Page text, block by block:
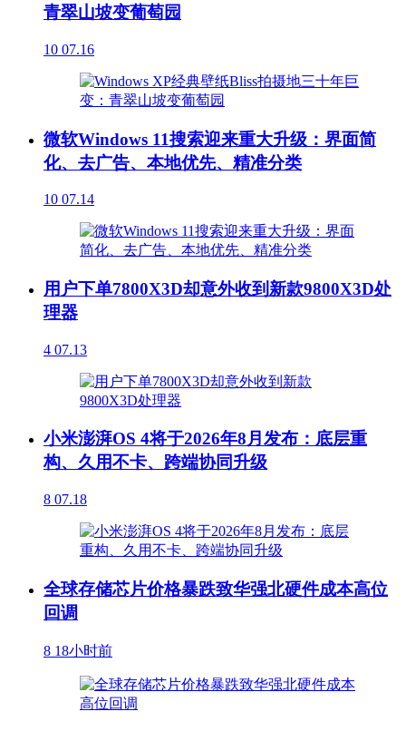
青翠山坡变葡萄园
10 07.16
微软Windows 11搜索迎来重大升级：界面简
化、去广告、本地优先、精准分类
10 07.14
用户下单7800X3D却意外收到新款9800X3D处
理器
4 07.13
小米澎湃OS 4将于2026年8月发布：底层重
构、久用不卡、跨端协同升级
8 07.18
全球存储芯片价格暴跌致华强北硬件成本高位
回调
8 18小时前